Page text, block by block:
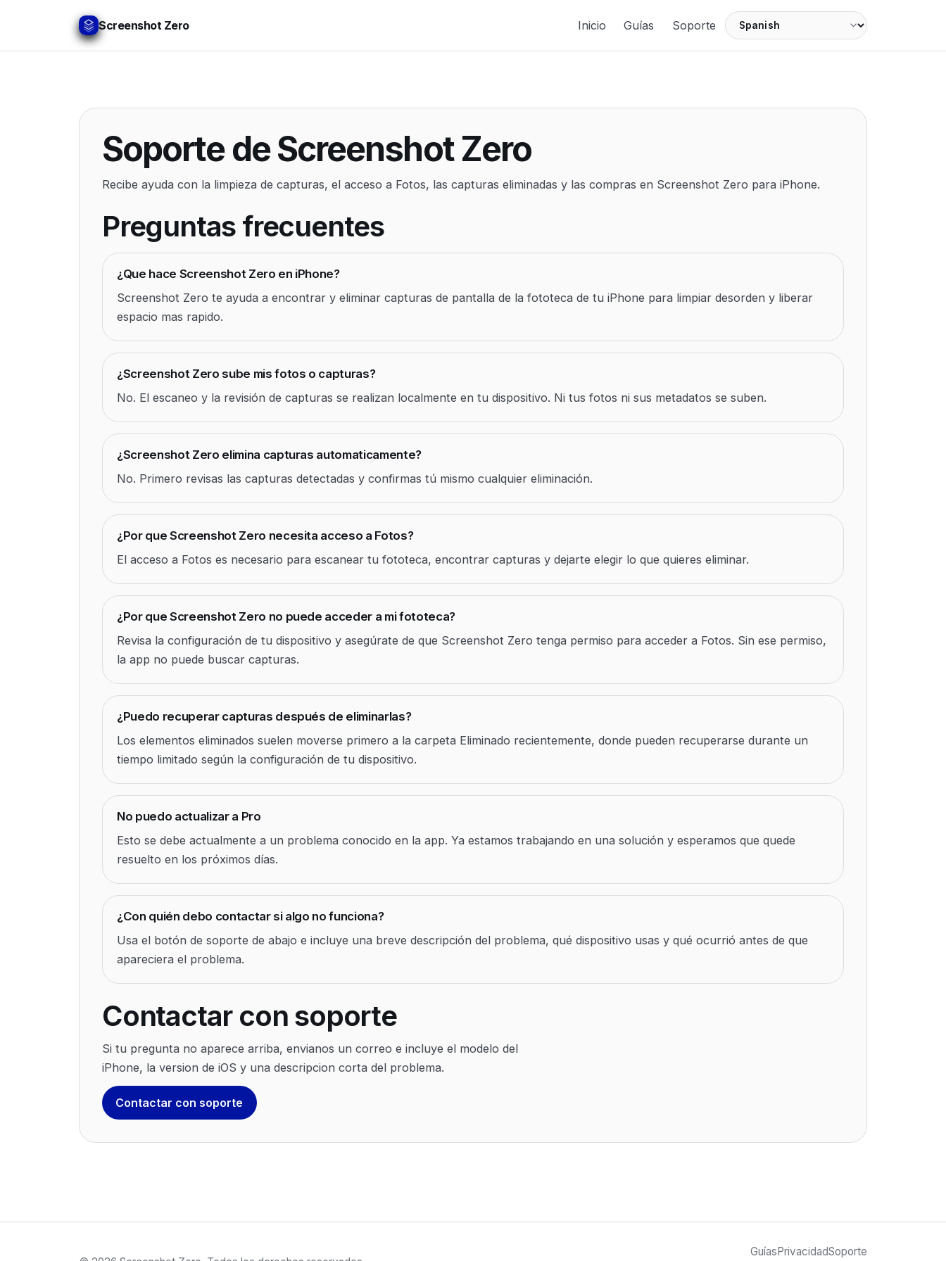
Screenshot Zero Inicio Guías Soporte
Language
Soporte de Screenshot Zero
Recibe ayuda con la limpieza de capturas, el acceso a Fotos, las capturas eliminadas y las compras en Screenshot Zero para iPhone.
Preguntas frecuentes
¿Que hace Screenshot Zero en iPhone?
Screenshot Zero te ayuda a encontrar y eliminar capturas de pantalla de la fototeca de tu iPhone para limpiar desorden y liberar
espacio mas rapido.
¿Screenshot Zero sube mis fotos o capturas?
No. El escaneo y la revisión de capturas se realizan localmente en tu dispositivo. Ni tus fotos ni sus metadatos se suben.
¿Screenshot Zero elimina capturas automaticamente?
No. Primero revisas las capturas detectadas y confirmas tú mismo cualquier eliminación.
¿Por que Screenshot Zero necesita acceso a Fotos?
El acceso a Fotos es necesario para escanear tu fototeca, encontrar capturas y dejarte elegir lo que quieres eliminar.
¿Por que Screenshot Zero no puede acceder a mi fototeca?
Revisa la configuración de tu dispositivo y asegúrate de que Screenshot Zero tenga permiso para acceder a Fotos. Sin ese permiso,
la app no puede buscar capturas.
¿Puedo recuperar capturas después de eliminarlas?
Los elementos eliminados suelen moverse primero a la carpeta Eliminado recientemente, donde pueden recuperarse durante un
tiempo limitado según la configuración de tu dispositivo.
No puedo actualizar a Pro
Esto se debe actualmente a un problema conocido en la app. Ya estamos trabajando en una solución y esperamos que quede
resuelto en los próximos días.
¿Con quién debo contactar si algo no funciona?
Usa el botón de soporte de abajo e incluye una breve descripción del problema, qué dispositivo usas y qué ocurrió antes de que
apareciera el problema.
Contactar con soporte
Si tu pregunta no aparece arriba, envianos un correo e incluye el modelo del
iPhone, la version de iOS y una descripcion corta del problema.
Contactar con soporte
GuíasPrivacidadSoporte